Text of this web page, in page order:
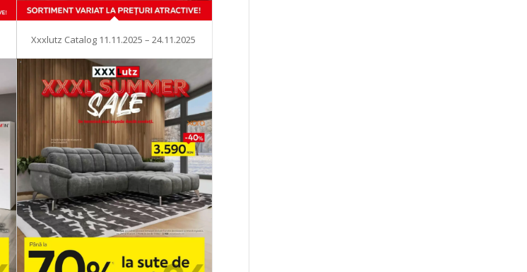
Xxxlutz Catalog 11.11.2025 – 24.11.2025